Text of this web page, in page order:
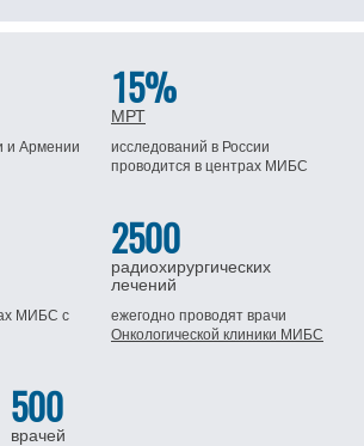
и Армении
15%
МРТ
исследований в России
проводится в центрах МИБС
МИБСс
2500
радиохирургических
лечений
ежегодно проводят врачи
Онкологической клиники МИБС
500
врачей